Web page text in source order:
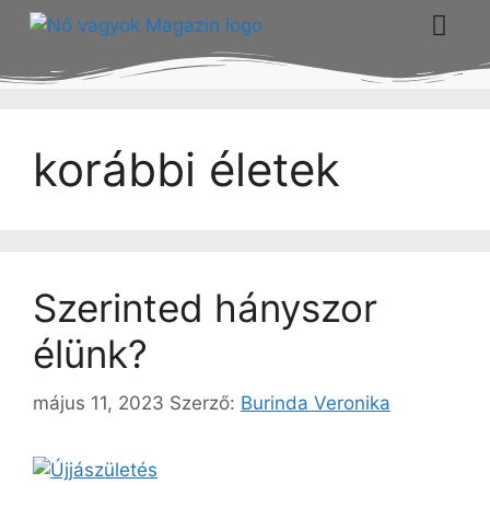
korábbi életek
Szerinted hányszor
élünk?
május 11, 2023 Szerző: Burinda Veronika